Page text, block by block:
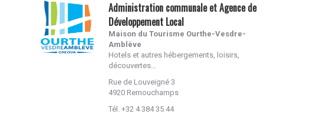
Administration communale et Agence de
Développement Local
Maison du Tourisme Ourthe-Vesdre-
Amblève
Hotels et autres hébergements, loisirs,
découvertes…
Rue de Louveigné 3
4920 Remouchamps
Tél. +32 4 384 35 44